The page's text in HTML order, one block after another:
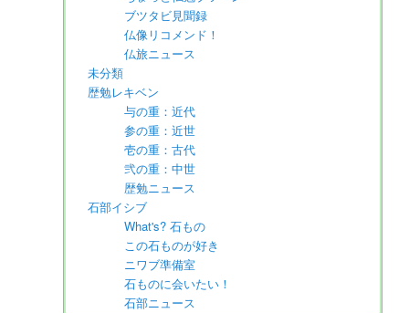
ブツタビ見聞録
仏像リコメンド！
仏旅ニュース
未分類
歴勉レキベン
与の重：近代
参の重：近世
壱の重：古代
弐の重：中世
歴勉ニュース
石部イシブ
What's? 石もの
この石ものが好き
ニワブ準備室
石ものに会いたい！
石部ニュース